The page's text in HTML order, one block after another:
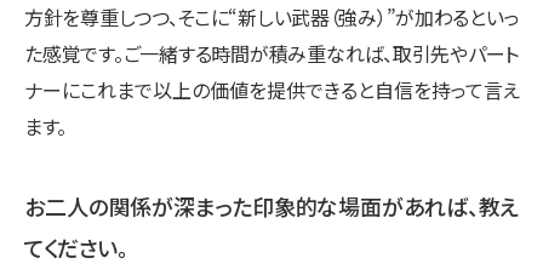
方針を尊重しつつ、そこに“新しい武器（強み）”が加わるといっ
た感覚です。ご一緒する時間が積み重なれば、取引先やパート
ナーにこれまで以上の価値を提供できると自信を持って言え
ます。
お二人の関係が深まった印象的な場面があれば、教え
てください。